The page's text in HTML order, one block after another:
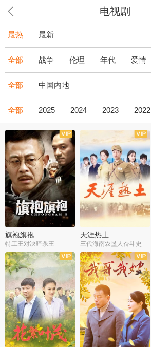
电视剧
最热 最新
全部 战争 伦理 年代 爱情
全部 中国内地
全部 2025 2024 2023 2022
全43集
旗袍旗袍
特工王对决暗杀王
全36集
天涯热土
三代海南农垦人奋斗史
全34集
全50集